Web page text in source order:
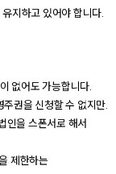
지하고 있어야 합니다.
없어도 가능합니다.
권을 신청할 수 없지만.
인을 스폰서로 해서
제한하는